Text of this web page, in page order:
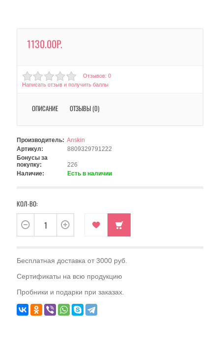
1130.00Р.
Отзывов: 0
Написать отзыв и получить баллы
ОПИСАНИЕ ОТЗЫВЫ (0)
Производитель: Anskin
Артикул:
8809329791222
Бонусы за
покупку:
226
Наличие:
Есть в наличии
КОЛ-ВО:
Бесплатная доставка от 3000 руб.
Сертификаты на всю продукцию
Пробники и подарки при заказах.